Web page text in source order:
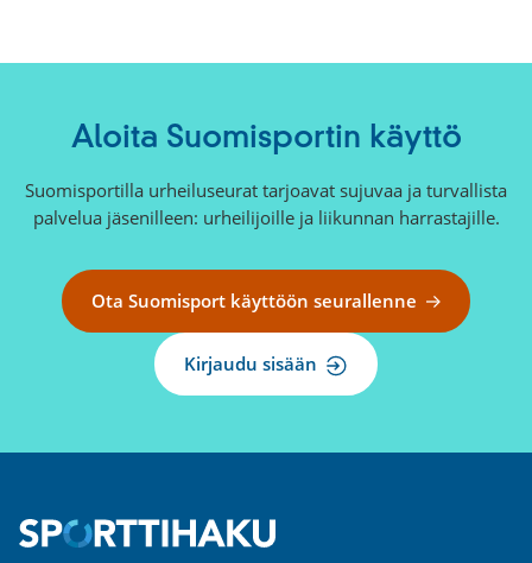
Aloita Suomisportin käyttö
Suomisportilla urheiluseurat tarjoavat sujuvaa ja turvallista
palvelua jäsenilleen: urheilijoille ja liikunnan harrastajille.
Ota Suomisport käyttöön seurallenne
Kirjaudu sisään